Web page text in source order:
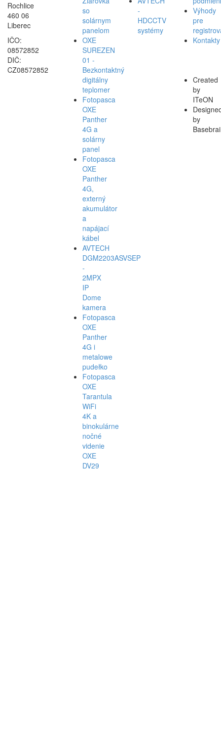
Rochlice
460 06
Liberec
IČO:
08572852
DIČ:
CZ08572852
so
solárnym
panelom
OXE
SUREZEN
01 -
Bezkontaktný
digitálny
teplomer
Fotopasca
OXE
Panther
4G a
solárny
panel
Fotopasca
OXE
Panther
4G,
externý
akumulátor
a
napájací
kábel
AVTECH
DGM2203ASVSEP
-
2MPX
IP
Dome
kamera
Fotopasca
OXE
Panther
4G i
metalowe
pudełko
Fotopasca
OXE
Tarantula
WiFi
4K a
binokulárne
nočné
videnie
OXE
DV29
-
HDCCTV
systémy
Výhody
pre
Kontakty
Created
by
ITeON
by